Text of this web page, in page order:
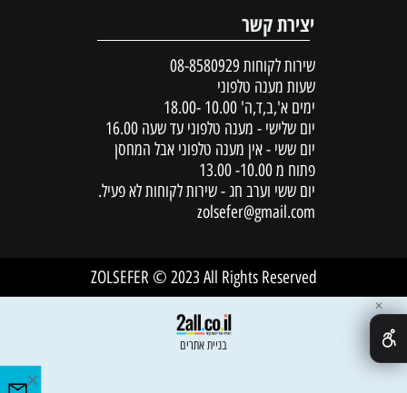
יצירת קשר
שירות לקוחות 08-8580929
שעות מענה טלפוני
ימים א',ב,ד,ה' 10.00 -18.00
יום שלישי - מענה טלפוני עד שעה 16.00
יום ששי - אין מענה טלפוני אבל המחסן
פתוח מ 10.00- 13.00
יום ששי וערב חג - שירות לקוחות לא פעיל.
zolsefer@gmail.com
ZOLSEFER © 2023 All Rights Reserved
בניית אתרים
✕